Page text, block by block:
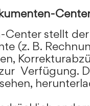
stellt
(z. B.
Verfügung.